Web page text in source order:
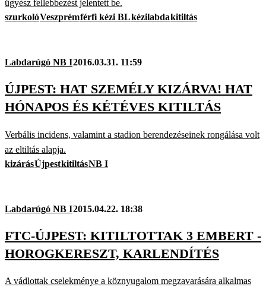
ügyész fellebbezést jelentett be.
szurkolóVeszprémférfi kézi BLkézilabdakitiltás
Labdarúgó NB I2016.03.31. 11:59
ÚJPEST: HAT SZEMÉLY KIZÁRVA! HAT
HÓNAPOS ÉS KÉTÉVES KITILTÁS
Verbális incidens, valamint a stadion berendezéseinek rongálása volt
az eltiltás alapja.
kizárásÚjpestkitiltásNB I
Labdarúgó NB I2015.04.22. 18:38
FTC-ÚJPEST: KITILTOTTAK 3 EMBERT -
HOROGKERESZT, KARLENDÍTÉS
A vádlottak cselekménye a köznyugalom megzavarására alkalmas